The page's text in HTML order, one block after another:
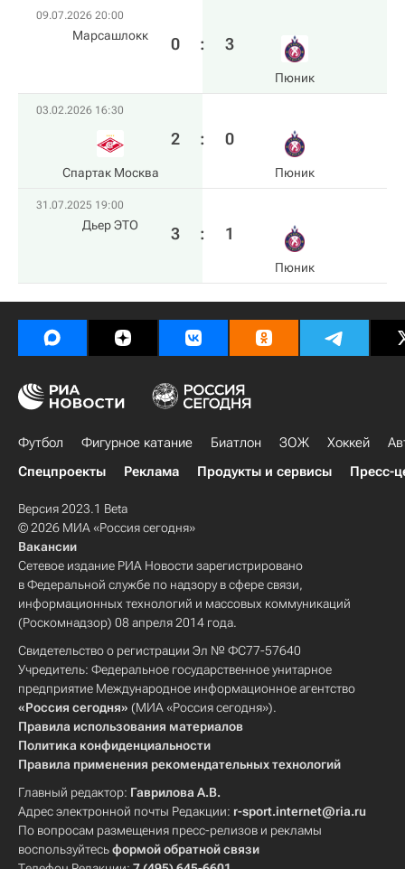
09.07.2026 20:00
Марсашлокк 0 : 3
Пюник
03.02.2026 16:30
Спартак Москва
2 : 0
Пюник
31.07.2025 19:00
Дьер ЭТО 3 : 1
Пюник
Футбол Фигурное катание Биатлон ЗОЖ Хоккей
Спецпроекты
Реклама Продукты и сервисы Пресс-
Версия 2023.1 Beta
© 2026 МИА «Россия сегодня»
Вакансии
Сетевое издание РИА Новости зарегистрировано
в Федеральной службе по надзору в сфере связи,
информационных технологий и массовых коммуникаций
(Роскомнадзор) 08 апреля 2014 года.
Свидетельство о регистрации Эл № ФС77-57640
Учредитель: Федеральное государственное унитарное
предприятие Международное информационное агентство
«Россия сегодня» (МИА «Россия сегодня»).
Правила использования материалов
Политика конфиденциальности
Правила применения рекомендательных технологий
Главный редактор: Гаврилова А.В.
Адрес электронной почты Редакции: r-sport.internet@ria.ru
По вопросам размещения пресс-релизов и рекламы
воспользуйтесьформой обратной связи